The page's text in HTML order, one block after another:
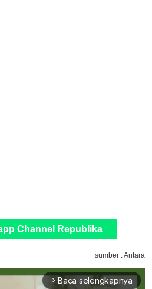
Channel Republika
sumber : Antara
arrow_forward_ios Baca selengkapnya